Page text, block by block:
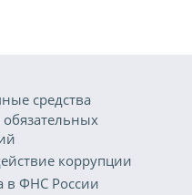
средства
коррупции
в ФНС России